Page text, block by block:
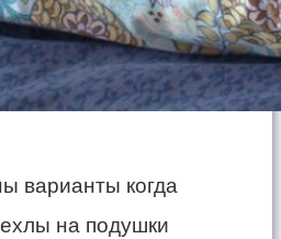
варианты когда
на подушки